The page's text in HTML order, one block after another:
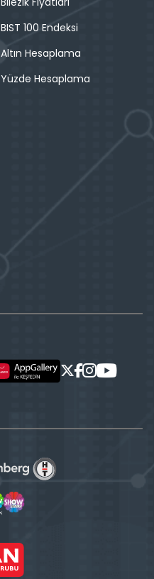
BIST 100 Endeksi
Altın Hesaplama
Yüzde Hesaplama